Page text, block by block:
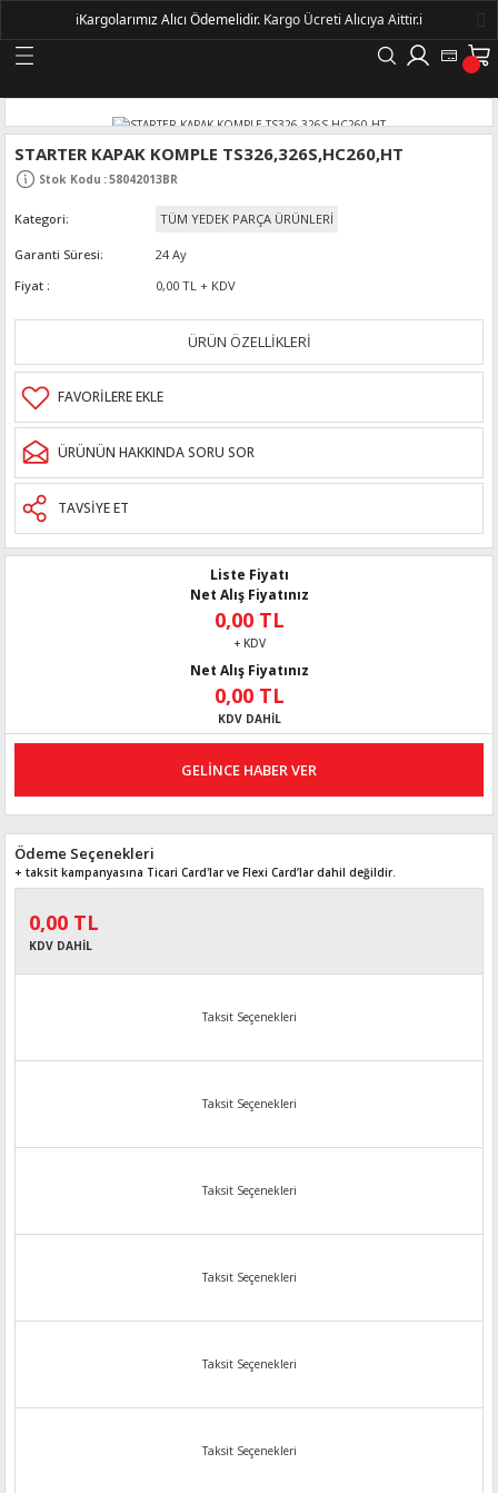
Geri Dön
STARTER KAPAK KOMPLE TS326,326S,HC260,HT
Stok Kodu :58042013BR
Kategori TÜM YEDEK PARÇA ÜRÜNLERİ
Garanti Süresi
24 Ay
Fiyat
0,00 TL + KDV
ÜRÜN ÖZELLİKLERİ
ÜRÜNÜN HAKKINDA SORU SOR
TAVSİYE ET
Liste Fiyatı
Net Alış Fiyatınız
0,00 TL
+ KDV
Net Alış Fiyatınız
0,00 TL
KDV DAHİL
GELİNCE HABER VER
Ödeme Seçenekleri
+ taksit kampanyasına Ticari Card'lar ve Flexi Card’lar dahil değildir.
0,00 TL
KDV DAHİL
Taksit Seçenekleri
Taksit Seçenekleri
Taksit Seçenekleri
Taksit Seçenekleri
Taksit Seçenekleri
Taksit Seçenekleri
ℹ️Kargolarımız Alıcı Ödemelidir. Kargo Ücreti Alıcıya Aittir.ℹ️